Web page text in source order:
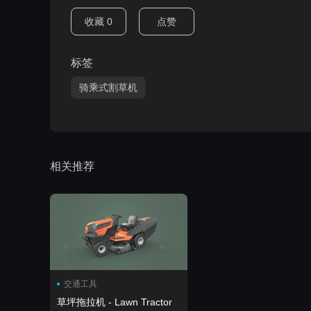
收藏 0 点赞
标签
骑乘式割草机
相关推荐
交通工具
草坪拖拉机 - Lawn Tractor